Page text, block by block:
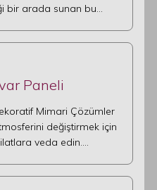
bir arada sunan bu…
Paneli
Mimari Çözümler
değiştirmek için
veda edin.…